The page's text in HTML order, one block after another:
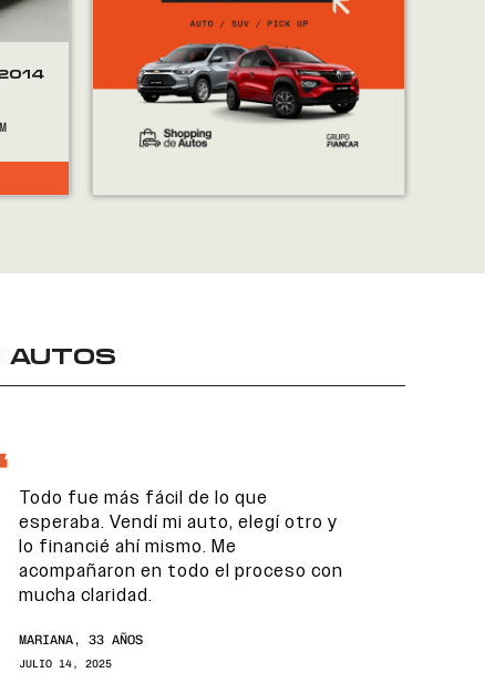
AUTOS
Todo fue más fácil de lo que
esperaba. Vendí mi auto, elegí otro y
lo financié ahí mismo. Me
acompañaron en todo el proceso con
mucha claridad.
MARIANA, 33 AÑOS
JULIO 14, 2025